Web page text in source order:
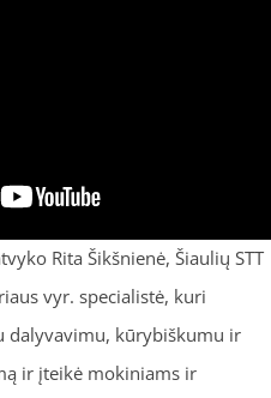
Rita Šikšnienė, Šiaulių STT
vyr. specialistė, kuri
dalyvavimu, kūrybiškumu ir
ir įteikė mokiniams ir